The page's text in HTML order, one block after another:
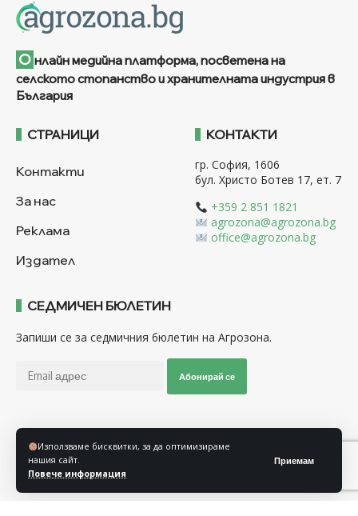
Използваме бисквитки, за да оптимизираме
нашия сайт.
Повече информация
Приемам
О нлайн медийна платформа, посветена на
селското стопанство и хранителната индустрия в
България
СТРАНИЦИ
Контакти
За нас
Реклама
Издател
КОНТАКТИ
гр. София, 1606
бул. Христо Ботев 17, ет. 7
+359 2 851 1821
agrozona@agrozona.bg
office@agrozona.bg
СЕДМИЧЕН БЮЛЕТИН
Запиши се за седмичния бюлетин на Агрозона.
Абонирай се
Последвайте ни